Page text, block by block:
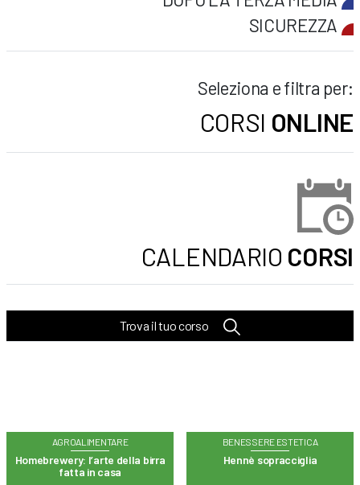
SICUREZZA
Seleziona e filtra per:
CORSI ONLINE
CALENDARIO CORSI
Trova il tuo corso
AGROALIMENTARE
Homebrewery: l’arte della birra
fatta in casa
BENESSERE ESTETICA
Hennè sopracciglia